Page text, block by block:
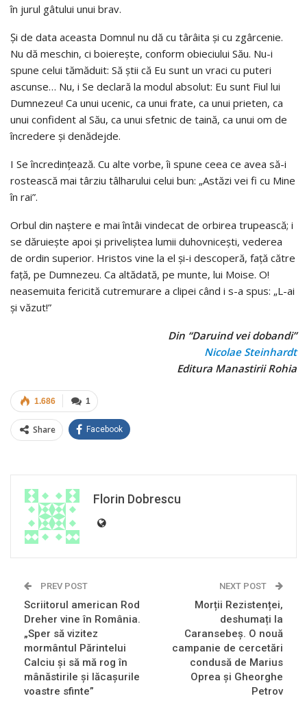
în jurul gâtului unui brav.
Şi de data aceasta Domnul nu dă cu târâita şi cu zgârcenie.
Nu dă meschin, ci boiereşte, conform obieciului Său. Nu-i
spune celui tămăduit: Să ştii că Eu sunt un vraci cu puteri
ascunse… Nu, i Se declară la modul absolut: Eu sunt Fiul lui
Dumnezeu! Ca unui ucenic, ca unui frate, ca unui prieten, ca
unui confident al Său, ca unui sfetnic de taină, ca unui om de
încredere şi denădejde.
I Se încredinţează. Cu alte vorbe, îi spune ceea ce avea să-i
rostească mai târziu tâlharului celui bun: „Astăzi vei fi cu Mine
în rai”.
Orbul din naştere e mai întâi vindecat de orbirea trupească; i
se dăruieşte apoi şi priveliştea lumii duhovniceşti, vederea
de ordin superior. Hristos vine la el şi-i descoperă, faţă către
faţă, pe Dumnezeu. Ca altădată, pe munte, lui Moise. O!
neasemuita fericită cutremurare a clipei când i s-a spus: „L-ai
şi văzut!”
Din “Daruind vei dobandi”
Nicolae Steinhardt
Editura Manastirii Rohia
1
1.686
Share Facebook
Florin Dobrescu
PREV POST
Scriitorul american Rod
Dreher vine în România.
„Sper să vizitez
mormântul Părintelui
Calciu și să mă rog în
mânăstirile și lăcașurile
voastre sfinte”
NEXT POST
Morții Rezistenței,
deshumați la
Caransebeș. O nouă
campanie de cercetări
condusă de Marius
Oprea și Gheorghe
Petrov